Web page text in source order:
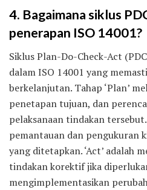
4. Bagaimana siklus
penerapan ISO 14001?
Siklus Plan-Do-Check-Act
dalam ISO 14001 yang
berkelanjutan. Tahap ‘Plan’
penetapan tujuan, dan
pelaksanaan tindakan tersebut.
pemantauan dan pengukuran
yang ditetapkan. ‘Act’ adalah
tindakan korektif jika
mengimplementasikan